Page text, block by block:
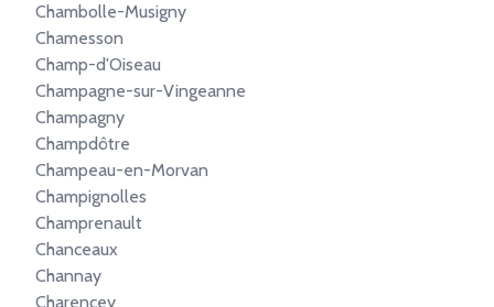
Chambolle-Musigny
Chamesson
Champ-d'Oiseau
Champagne-sur-Vingeanne
Champagny
Champdôtre
Champeau-en-Morvan
Champignolles
Champrenault
Chanceaux
Channay
Charencey